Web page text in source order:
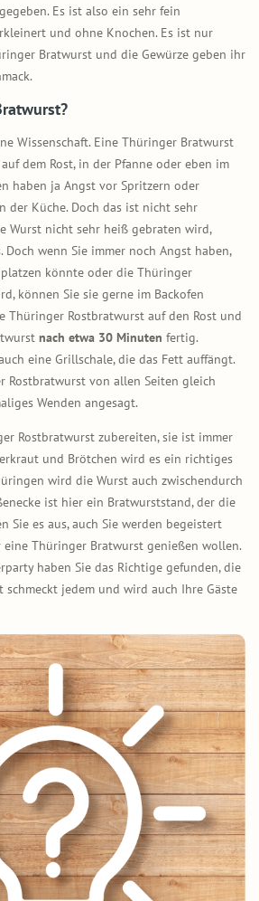
Es ist also ein sehr fein
und ohne Knochen. Es ist nur
Bratwurst und die Gewürze geben ihr
Wissenschaft. Eine Thüringer Bratwurst
dem Rost, in der Pfanne oder eben im
haben ja Angst vor Spritzern oder
der Küche. Doch das ist nicht sehr
Wurst nicht sehr heiß gebraten wird,
Doch wenn Sie immer noch Angst haben,
könnte oder die Thüringer
können Sie sie gerne im Backofen
Thüringer Rostbratwurst auf den Rost und
nach etwa 30 Minuten fertig.
eine Grillschale, die das Fett auffängt.
Rostbratwurst von allen Seiten gleich
Wenden angesagt.
Rostbratwurst zubereiten, sie ist immer
und Brötchen wird es ein richtiges
wird die Wurst auch zwischendurch
ist hier ein Bratwurststand, der die
Sie es aus, auch Sie werden begeistert
Thüringer Bratwurst genießen wollen.
haben Sie das Richtige gefunden, die
jedem und wird auch Ihre Gäste